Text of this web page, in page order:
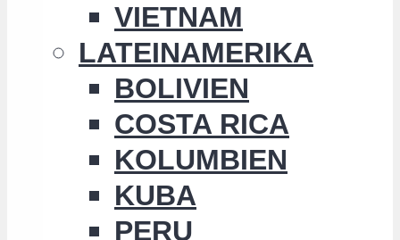
VIETNAM
LATEINAMERIKA
BOLIVIEN
COSTA RICA
KOLUMBIEN
KUBA
PERU